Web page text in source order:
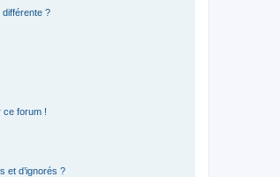
différente ?
ce forum !
et d’ignorés ?